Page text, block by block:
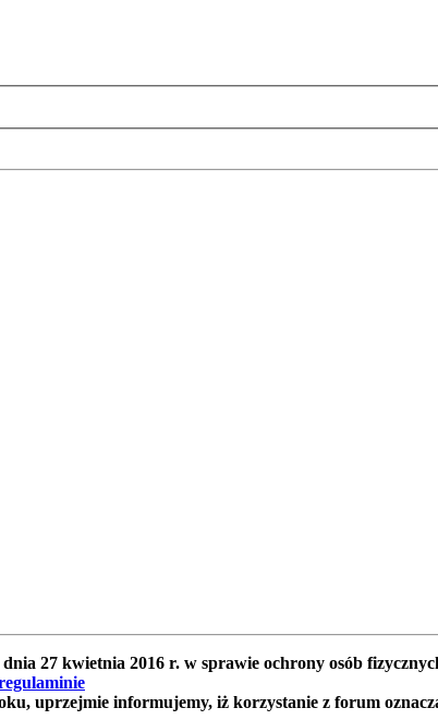
27 kwietnia 2016 r. w sprawie ochrony osób
uprzejmie informujemy, iż korzystanie z forum